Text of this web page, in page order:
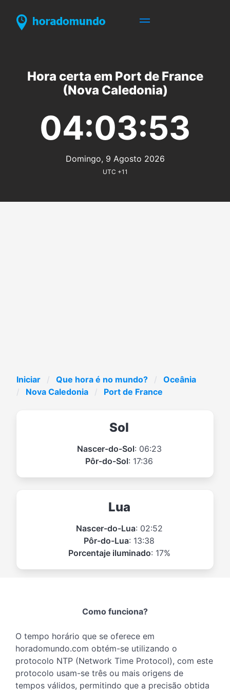
Hora certa em Port de France
(Nova Caledonia)
04:03:53
Domingo, 9 Agosto 2026
UTC +11
Iniciar Que hora é no mundo?
Oceânia
Nova Caledonia
Port de France
Sol
Nascer-do-Sol: 06:23
Pôr-do-Sol: 17:36
Lua
Nascer-do-Lua: 02:52
Pôr-do-Lua: 13:38
Porcentaje iluminado: 17%
Como funciona?
O tempo horário que se oferece em
horadomundo.com obtém-se utilizando o
protocolo NTP (Network Time Protocol), com este
protocolo usam-se três ou mais origens de
tempos válidos, permitindo que a precisão obtida